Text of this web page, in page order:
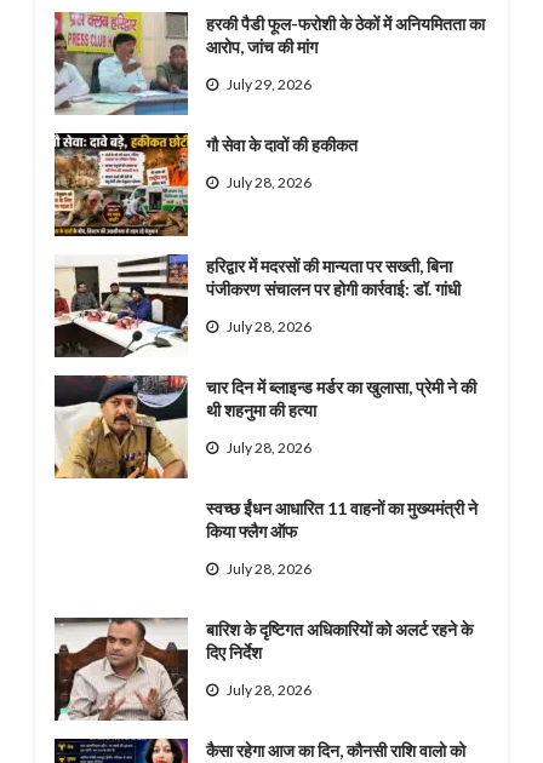
हरकी पैडी फूल-फरोशी के ठेकों में अनियमितता का
आरोप, जांच की मांग
July 29, 2026
गौ सेवा के दावों की हकीकत
July 28, 2026
हरिद्वार में मदरसों की मान्यता पर सख्ती, बिना
पंजीकरण संचालन पर होगी कार्रवाई: डॉ. गांधी
July 28, 2026
चार दिन में ब्लाइन्ड मर्डर का खुलासा, प्रेमी ने की
थी शहनुमा की हत्या
July 28, 2026
स्वच्छ ईंधन आधारित 11 वाहनों का मुख्यमंत्री ने
किया फ्लैग ऑफ
July 28, 2026
बारिश के दृष्टिगत अधिकारियों को अलर्ट रहने के
दिए निर्देश
July 28, 2026
कैसा रहेगा आज का दिन, कौनसी राशि वालो को